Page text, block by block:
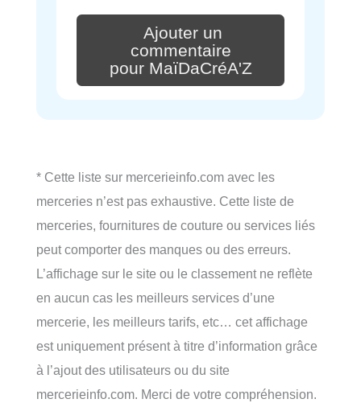
Ajouter un
commentaire
pour MaïDaCréA'Z
* Cette liste sur mercerieinfo.com avec les
merceries n’est pas exhaustive. Cette liste de
merceries, fournitures de couture ou services liés
peut comporter des manques ou des erreurs.
L’affichage sur le site ou le classement ne reflète
en aucun cas les meilleurs services d’une
mercerie, les meilleurs tarifs, etc… cet affichage
est uniquement présent à titre d’information grâce
à l’ajout des utilisateurs ou du site
mercerieinfo.com. Merci de votre compréhension.